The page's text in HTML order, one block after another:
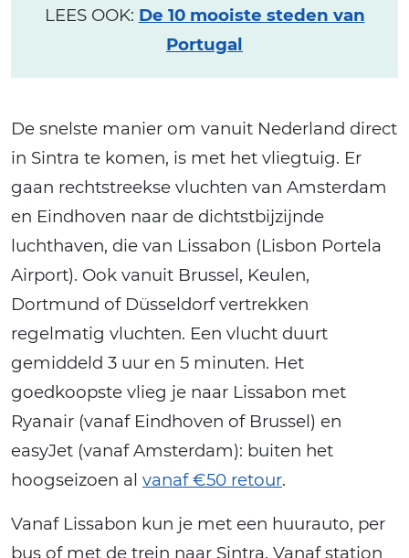
LEES OOK: De 10 mooiste steden van
Portugal
De snelste manier om vanuit Nederland direct
in Sintra te komen, is met het vliegtuig. Er
gaan rechtstreekse vluchten van Amsterdam
en Eindhoven naar de dichtstbijzijnde
luchthaven, die van Lissabon (Lisbon Portela
Airport). Ook vanuit Brussel, Keulen,
Dortmund of Düsseldorf vertrekken
regelmatig vluchten. Een vlucht duurt
gemiddeld 3 uur en 5 minuten. Het
goedkoopste vlieg je naar Lissabon met
Ryanair (vanaf Eindhoven of Brussel) en
easyJet (vanaf Amsterdam): buiten het
hoogseizoen al vanaf €50 retour.
Vanaf Lissabon kun je met een huurauto, per
bus of met de trein naar Sintra. Vanaf station